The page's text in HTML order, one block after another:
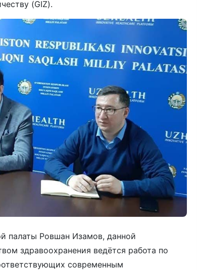
(GIZ).
палаты Ровшан Изамов, данной
здравоохранения ведётся работа по
современным